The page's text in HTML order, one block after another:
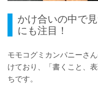
かけ合いの中で
にも注目！
モモコグミカンパニーさ
けており、「書くこと、
ちです。